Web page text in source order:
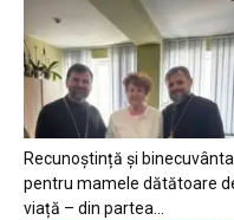
Recunoștință și
pentru mamele dătătoare
viață – din partea...